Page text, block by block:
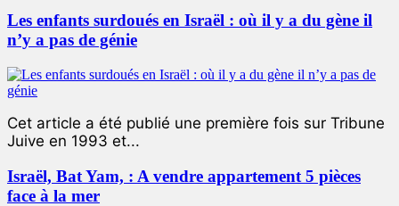
Les enfants surdoués en Israël : où il y a du gène il
n’y a pas de génie
Cet article a été publié une première fois sur Tribune
Juive en 1993 et...
Israël, Bat Yam, : A vendre appartement 5 pièces
face à la mer